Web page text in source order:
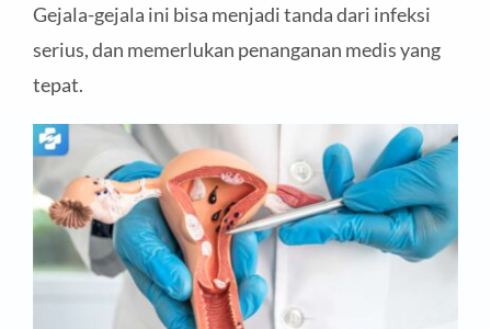
Gejala-gejala ini bisa menjadi tanda dari infeksi
serius, dan memerlukan penanganan medis yang
tepat.